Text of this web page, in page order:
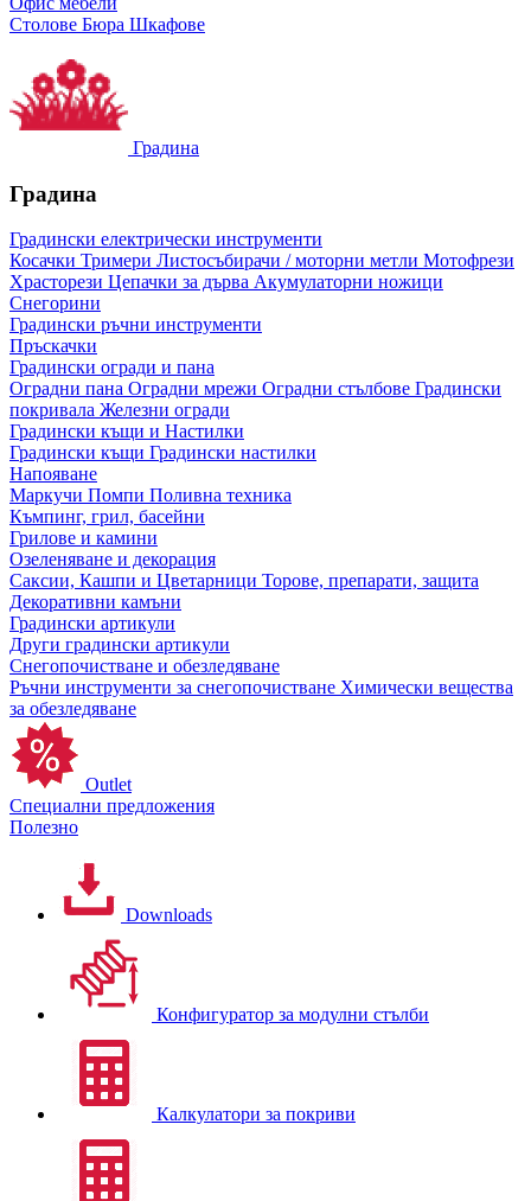
Столове Бюра Шкафове
Градина
Градина
Градински електрически инструменти
Косачки Тримери Листосъбирачи / моторни метли Мотофрези
Храсторези Цепачки за дърва Акумулаторни ножици
Снегорини
Градински ръчни инструменти
Пръскачки
Градински огради и пана
Оградни пана Оградни мрежи Оградни стълбове Градински
покривала Железни огради
Градински къщи и Настилки
Градински къщи Градински настилки
Напояване
Маркучи Помпи Поливна техника
Къмпинг, грил, басейни
Грилове и камини
Озеленяване и декорация
Саксии, Кашпи и Цветарници Торове, препарати, защита
Декоративни камъни
Градински артикули
Други градински артикули
Снегопочистване и обезледяване
Ръчни инструменти за снегопочистване Химически вещества
за обезледяване
Outlet
Специални предложения
Полезно
Downloads
Конфигуратор за модулни стълби
Калкулатори за покриви